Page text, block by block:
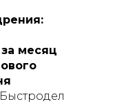
месяц
Быстродел